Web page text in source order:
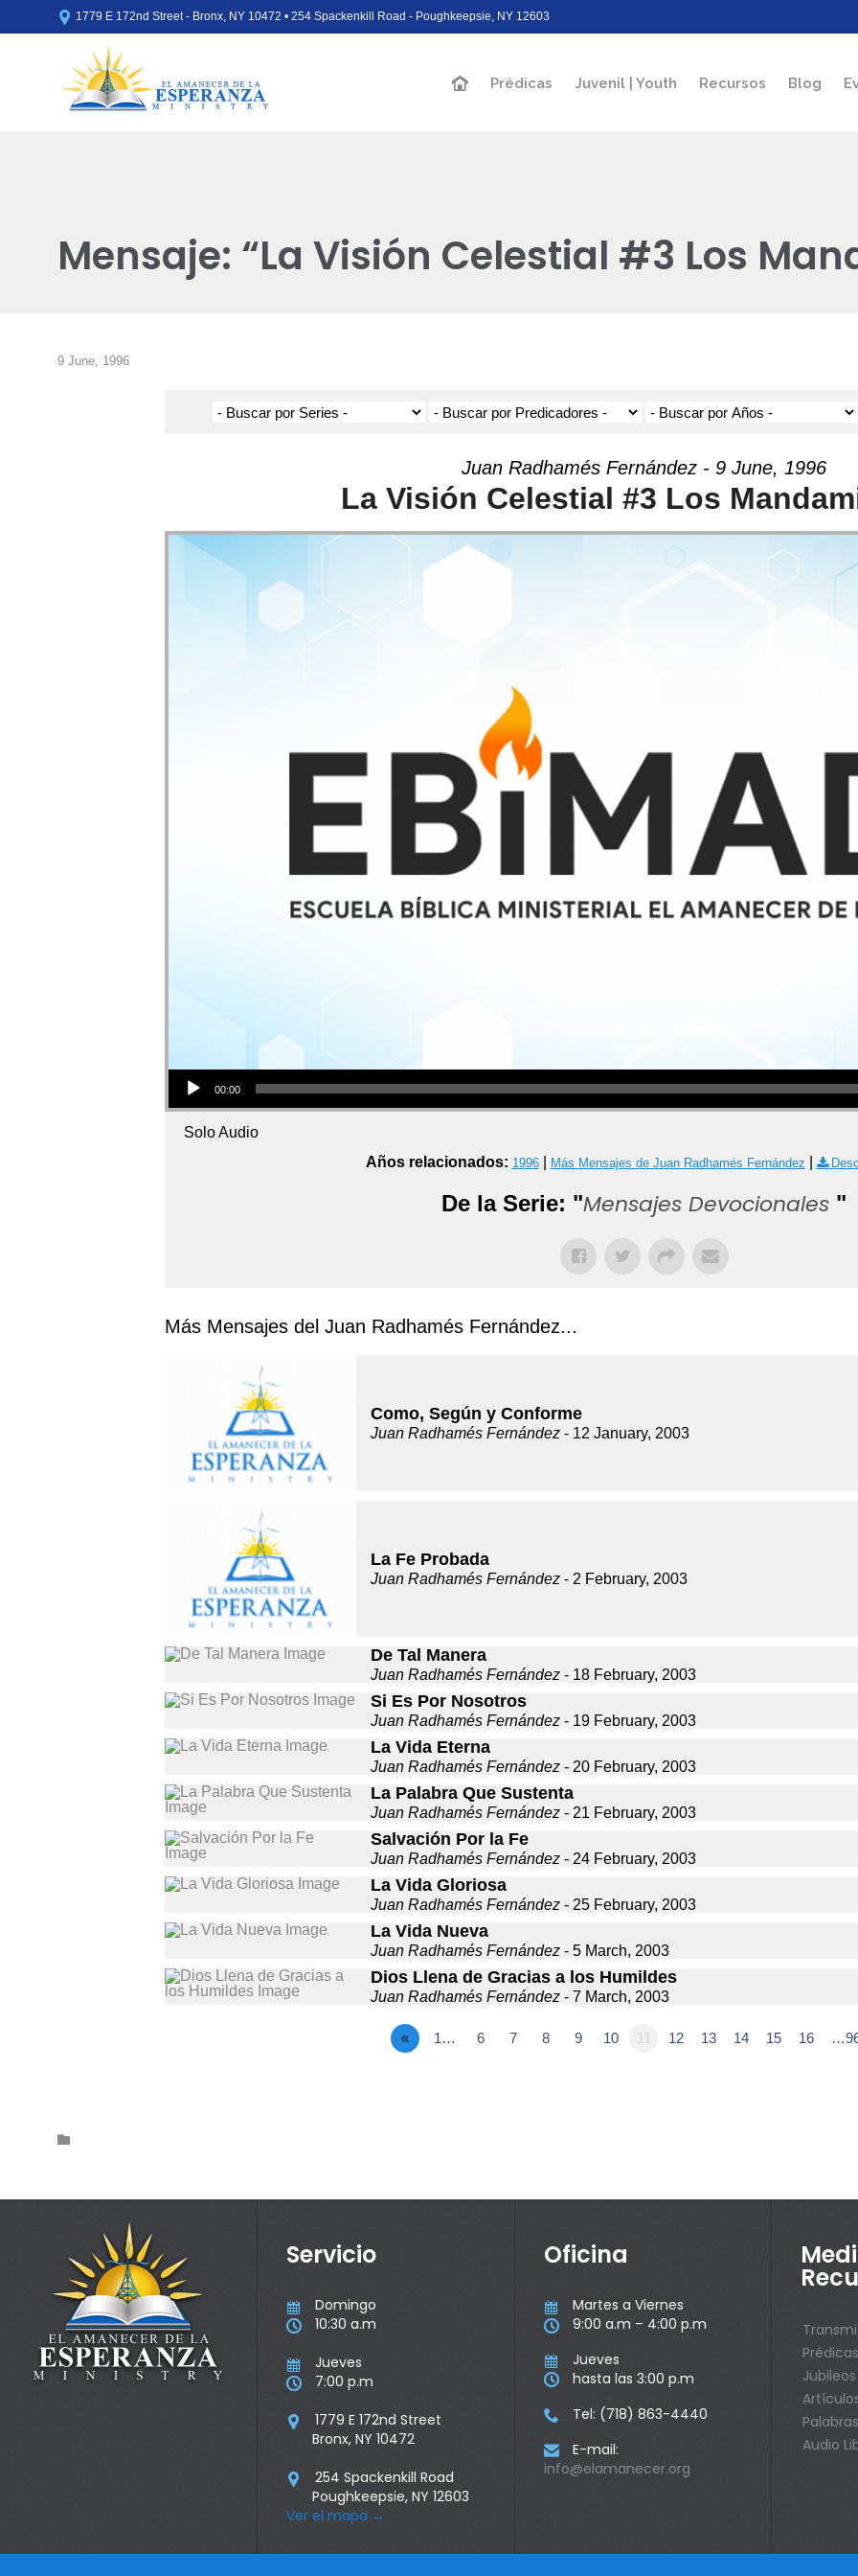
 1779 E 172nd Street - Bronx, NY 10472 • 254 Spackenkill Road - Poughkeepsie, NY 12603
Prédicas Juvenil | Youth Recursos Blog
Mensaje: “La Visión Celestial #3 Los
9 June, 1996
Juan Radhamés Fernández - 9 June, 1996
La Visión Celestial #3 Los
Audio Player
00:00
Solo Audio
Años relacionados: 1996| Más Mensajes de Juan Radhamés Fernández
De la Serie: "Mensajes Devocionales "
Más Mensajes del Juan Radhamés Fernández...
Como, Según y Conforme
Juan Radhamés Fernández - 12 January, 2003
La Fe Probada
Juan Radhamés Fernández - 2 February, 2003
De Tal Manera
Juan Radhamés Fernández - 18 February, 2003
Si Es Por Nosotros
Juan Radhamés Fernández - 19 February, 2003
La Vida Eterna
Juan Radhamés Fernández - 20 February, 2003
La Palabra Que Sustenta
Juan Radhamés Fernández - 21 February, 2003
Salvación Por la Fe
Juan Radhamés Fernández - 24 February, 2003
La Vida Gloriosa
Juan Radhamés Fernández - 25 February, 2003
La Vida Nueva
Juan Radhamés Fernández - 5 March, 2003
Dios Llena de Gracias a los Humildes
Juan Radhamés Fernández - 7 March, 2003
« 1… 6 7 8 9 10 11 12 13 14 15 16

Servicio
 Domingo
 10:30 a.m
 Jueves
 7:00 p.m

1779 E 172nd Street
Bronx, NY 10472

254 Spackenkill Road
Poughkeepsie, NY 12603
Ver el mapa →
Oficina
 Martes a Viernes
 9:00 a.m – 4:00 p.m
 Jueves
 hasta las 3:00 p.m
 Tel: (718) 863-4440

E-mail:
info@elamanecer.org
Prédicas
Jubileos
Audio